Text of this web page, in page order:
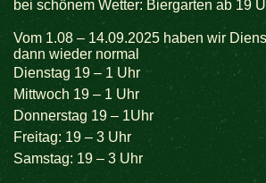
bei schönem Wetter: Biergarten ab 19
Vom 1.08 – 14.09.2025 haben wir
dann wieder normal
Dienstag 19 – 1 Uhr
Mittwoch 19 – 1 Uhr
Donnerstag 19 – 1Uhr
Freitag: 19 – 3 Uhr
Samstag: 19 – 3 Uhr